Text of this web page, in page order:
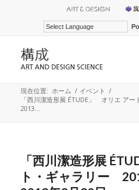
現在位置: ホーム / イベント /
「西川潔造形展 ÉTUDE」 オリエ ア
2013...
「西川潔造形展
ト・ギャラリー